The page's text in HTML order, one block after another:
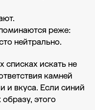
реже:
нейтрально.
списках искать не
камней
и вкуса. Если синий
этого